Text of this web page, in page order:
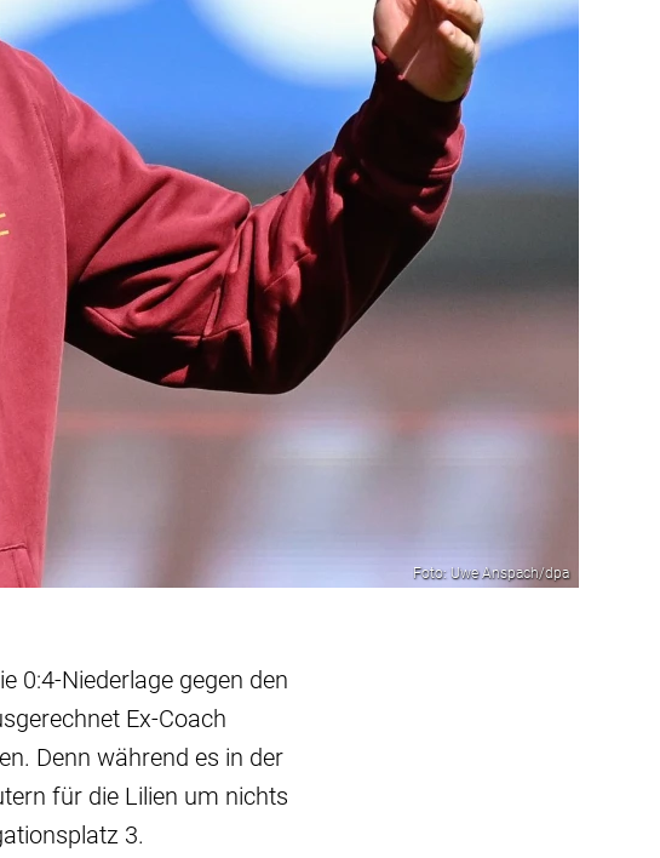
Foto: Uwe Anspach/dpa
0:4-Niederlage gegen den
Ex-Coach
Denn während es in der
für die Lilien um nichts
3.